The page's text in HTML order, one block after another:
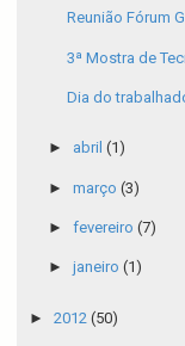
Reunião Fórum
3ª Mostra de
Dia do
► abril (1)
► março (3)
► fevereiro (7)
► janeiro (1)
► 2012 (50)